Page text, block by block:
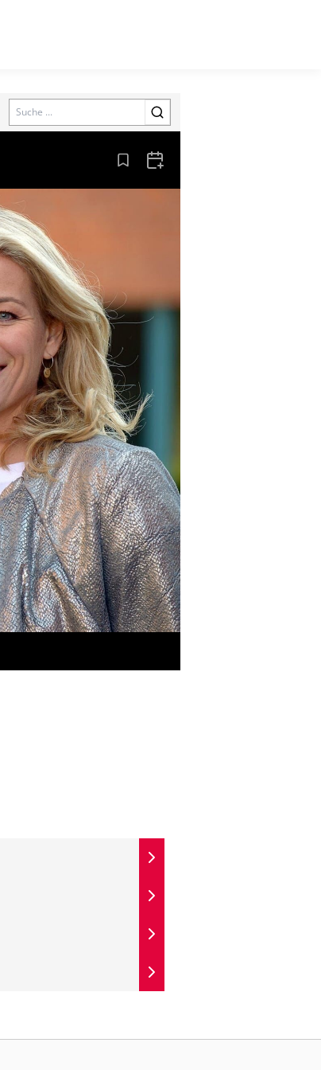
Search
Aus den Lesezeichen entfernen
Zum Kalender hinzufügen